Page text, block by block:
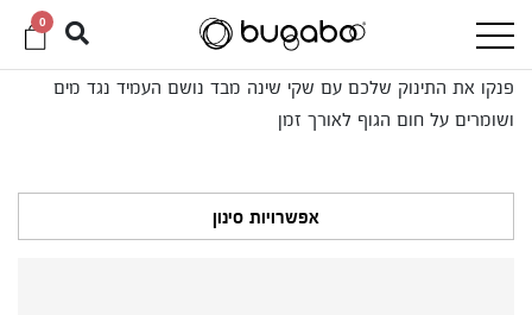
0
פנקו את התינוק שלכם עם שקי שינה מבד נושם העמיד נגד מים
ושומרים על חום הגוף לאורך זמן
אפשרויות סינון